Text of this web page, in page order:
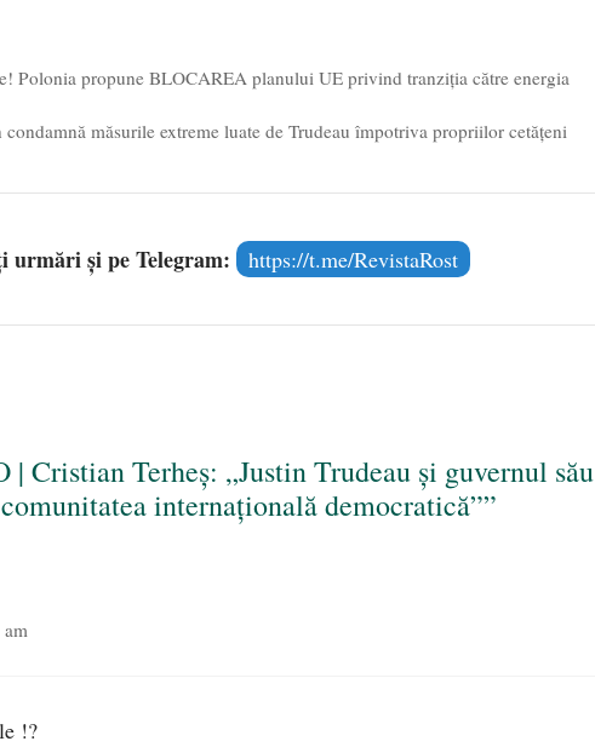
Polonia propune BLOCAREA planului UE privind tranziția către energia
măsurile extreme luate de Trudeau împotriva propriilor cetățeni
urmări și pe Telegram: https://t.me/RevistaRost
Cristian Terheș: „Justin Trudeau și guvernul său
internațională democratică””
!?